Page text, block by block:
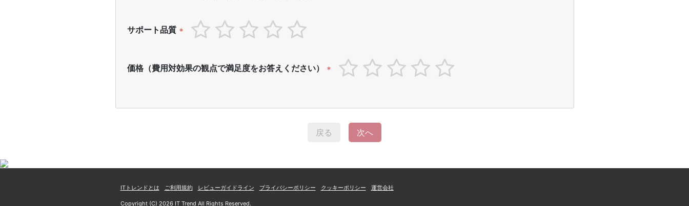
サポート品質 *
価格（費用対効果の観点で満足度をお答えください） *
戻る 次へ
ITトレンドとは ご利用規約 レビューガイドライン プライバシーポリシー クッキーポリシー 運営会社
Copyright (C) 2026 IT Trend All Rights Reserved.